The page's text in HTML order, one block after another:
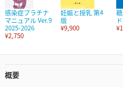
感染症プラチナ
マニュアル Ver.9
2025-2026
¥2,750
妊娠と授乳 第4
版
¥9,900
概要